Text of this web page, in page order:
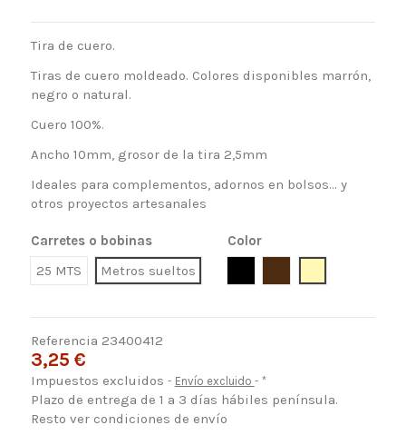
Tira de cuero.
Tiras de cuero moldeado. Colores disponibles marrón,
negro o natural.
Cuero 100%.
Ancho 10mm, grosor de la tira 2,5mm
Ideales para complementos, adornos en bolsos... y
otros proyectos artesanales
Carretes o bobinas
25 MTS
Metros sueltos
Color
Referencia 23400412
3,25 €
Impuestos excluidos Envío excluido *
Plazo de entrega de 1 a 3 días hábiles península.
Resto ver condiciones de envío